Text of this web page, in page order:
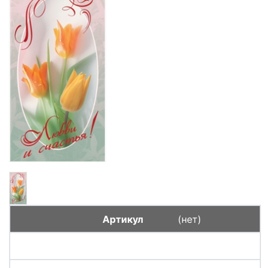
(нет)